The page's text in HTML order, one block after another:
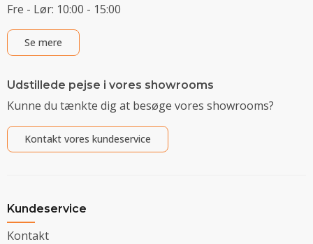
Fre - Lør: 10:00 - 15:00
Se mere
Udstillede pejse i vores showrooms
Kunne du tænkte dig at besøge vores showrooms?
Kontakt vores kundeservice
Kundeservice
Kontakt